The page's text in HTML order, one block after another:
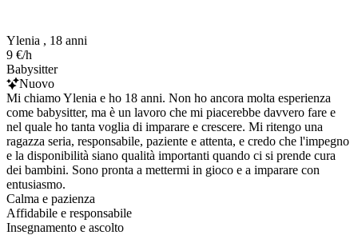
Ylenia , 18 anni
9 €/h
Babysitter
Nuovo
Mi chiamo Ylenia e ho 18 anni. Non ho ancora molta esperienza
come babysitter, ma è un lavoro che mi piacerebbe davvero fare e
nel quale ho tanta voglia di imparare e crescere. Mi ritengo una
ragazza seria, responsabile, paziente e attenta, e credo che l'impegno
e la disponibilità siano qualità importanti quando ci si prende cura
dei bambini. Sono pronta a mettermi in gioco e a imparare con
entusiasmo.
Calma e pazienza
Affidabile e responsabile
Insegnamento e ascolto